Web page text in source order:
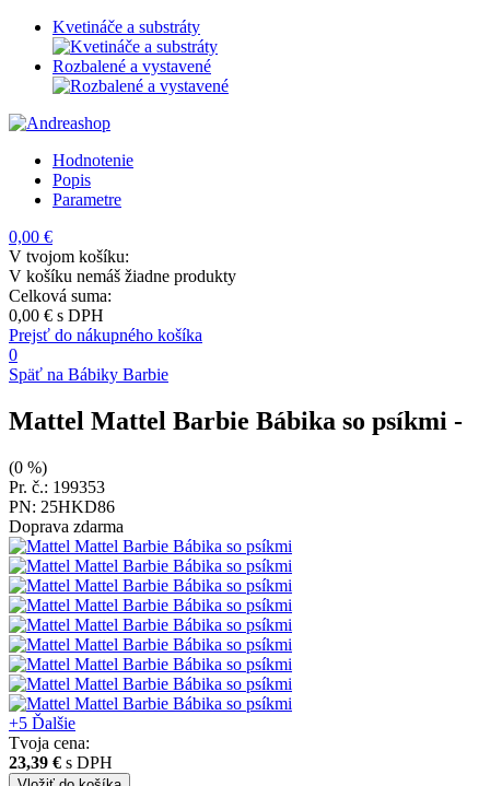
Kvetináče a substráty
Rozbalené a vystavené
Hodnotenie
Popis
Parametre
0,00 €
V tvojom košíku:
V košíku nemáš žiadne produkty
Celková suma:
0,00 € s DPH
Prejsť do nákupného košíka
0
Späť na Bábiky Barbie
Mattel Mattel Barbie Bábika so psíkmi -
(0 %)
Pr. č.: 199353
PN: 25HKD86
Doprava zdarma
+5 Ďalšie
Tvoja cena:
23,39 € s DPH